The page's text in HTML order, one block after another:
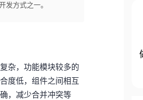
发方式之一。
杂，功能模块较多的
度低，组件之间相互
，减少合并冲突等